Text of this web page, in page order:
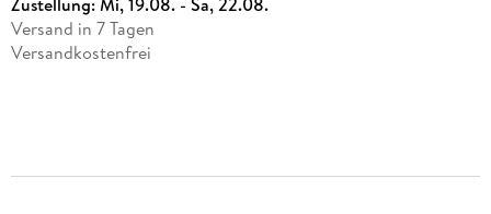
Versand in 7 Tagen
Versandkostenfrei